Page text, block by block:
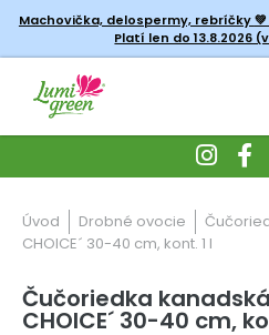
Machovička, delospermy, rebríčky
Platí len do 13.8.2026
Úvod Drobné ovocie
CHOICE´ 30-40 cm, kont. 1 l
Čučoriedka kanadská
CHOICE´ 30-40 cm,